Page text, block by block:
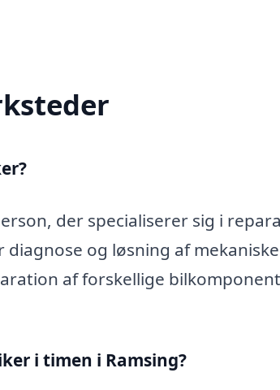
der specialiserer sig i
og løsning af
af forskellige
i timen i Ramsing?